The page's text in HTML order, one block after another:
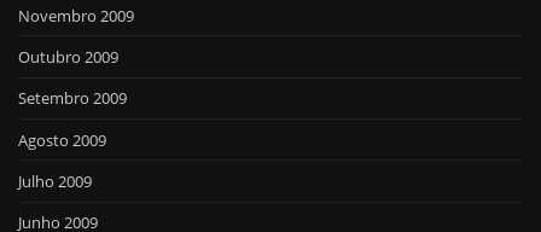
Novembro 2009
Outubro 2009
Setembro 2009
Agosto 2009
Julho 2009
Junho 2009